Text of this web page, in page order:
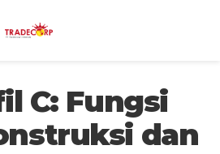
C: Fungsi
dan